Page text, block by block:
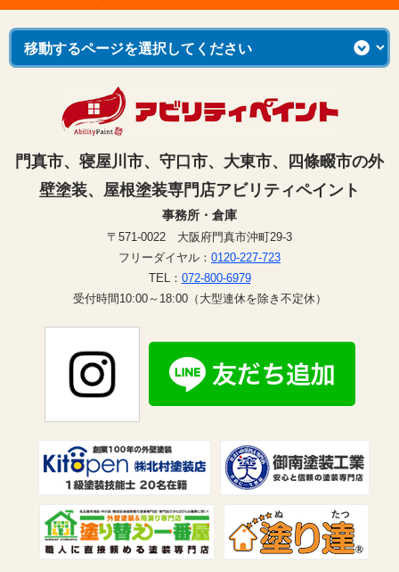
門真市、寝屋川市、守口市、大東市、四條畷市の外
壁塗装、屋根塗装専門店アビリティペイント
事務所・倉庫
〒571-0022 大阪府門真市沖町29-3
フリーダイヤル： 0120-227-723
TEL： 072-800-6979
受付時間10:00～18:00（大型連休を除き不定休）